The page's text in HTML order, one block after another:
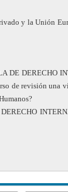
y la Unión
DE DERECHO
de revisión una